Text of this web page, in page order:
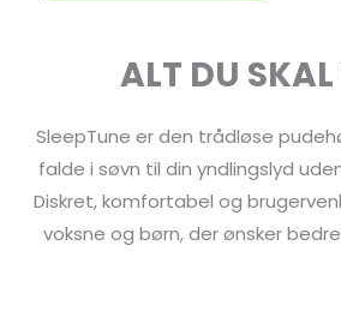
ALT DU
SleepTune er den trådløse
falde i søvn til din yndlingslyd
Diskret, komfortabel og
voksne og børn, der ønsker